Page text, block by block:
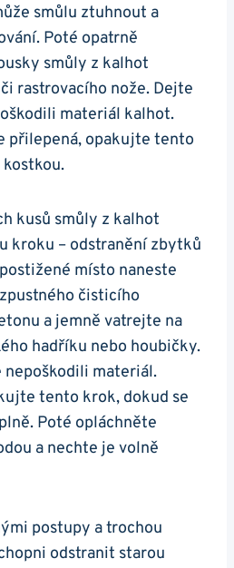
smůlu ztuhnout a
Poté opatrně
smůly z kalhot
rastrovacího nože. Dejte
materiál kalhot.
přilepená, opakujte tento
kusů smůly z kalhot
kroku – odstranění zbytků
místo naneste
čisticího
a jemně vatrejte na
hadříku nebo houbičky.
nepoškodili materiál.
tento krok, dokud se
Poté opláchněte
a nechte je volně
postupy a trochou
odstranit starou